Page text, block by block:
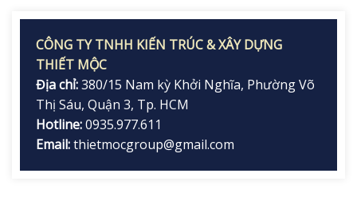
CÔNG TY TNHH KIẾN TRÚC & XÂY DỰNG
THIẾT MỘC
Địa chỉ:380/15 Nam kỳ Khởi Nghĩa, Phường Võ
Thị Sáu, Quận 3, Tp. HCM
Hotline:0935.977.611
Email:thietmocgroup@gmail.com